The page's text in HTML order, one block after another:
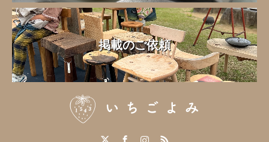
掲載のご依頼
InstagramRSS